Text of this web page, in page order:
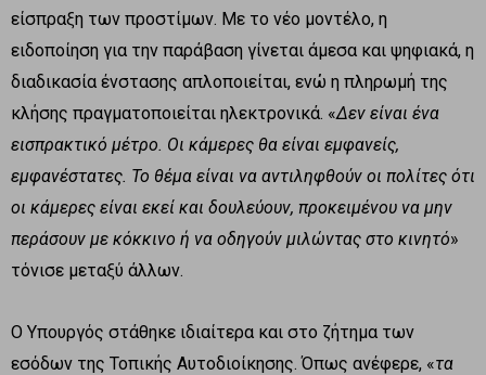
είσπραξη των προστίμων. Με το νέο μοντέλο, η
ειδοποίηση για την παράβαση γίνεται άμεσα και ψηφιακά, η
διαδικασία ένστασης απλοποιείται, ενώ η πληρωμή της
κλήσης πραγματοποιείται ηλεκτρονικά. «Δεν είναι ένα
εισπρακτικό μέτρο. Οι κάμερες θα είναι εμφανείς,
εμφανέστατες. Το θέμα είναι να αντιληφθούν οι πολίτες ότι
οι κάμερες είναι εκεί και δουλεύουν, προκειμένου να μην
περάσουν με κόκκινο ή να οδηγούν μιλώντας στο κινητό»
τόνισε μεταξύ άλλων.
Ο Υπουργός στάθηκε ιδιαίτερα και στο ζήτημα των
εσόδων της Τοπικής Αυτοδιοίκησης. Όπως ανέφερε, «τα